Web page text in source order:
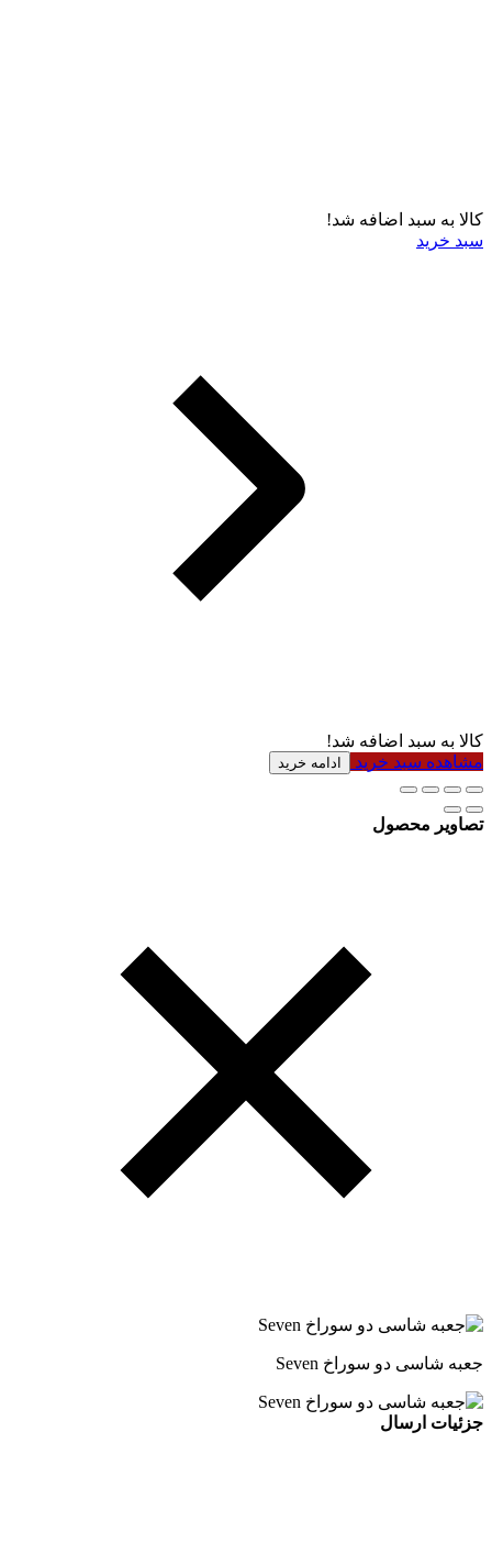
کالا به سبد اضافه شد!
سبد خرید
کالا به سبد اضافه شد!
مشاهده سبد خرید
ادامه خرید
تصاویر محصول
جعبه شاسی دو سوراخ Seven
جزئیات ارسال